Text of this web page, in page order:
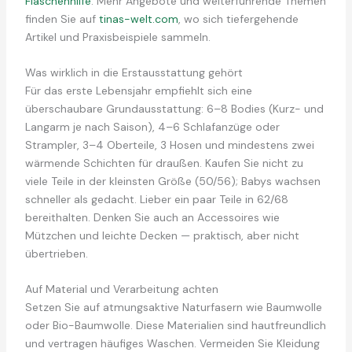
finden Sie auf tinas-welt.com, wo sich tiefergehende
Artikel und Praxisbeispiele sammeln.
Was wirklich in die Erstausstattung gehört
Für das erste Lebensjahr empfiehlt sich eine
überschaubare Grundausstattung: 6–8 Bodies (Kurz- und
Langarm je nach Saison), 4–6 Schlafanzüge oder
Strampler, 3–4 Oberteile, 3 Hosen und mindestens zwei
wärmende Schichten für draußen. Kaufen Sie nicht zu
viele Teile in der kleinsten Größe (50/56); Babys wachsen
schneller als gedacht. Lieber ein paar Teile in 62/68
bereithalten. Denken Sie auch an Accessoires wie
Mützchen und leichte Decken — praktisch, aber nicht
übertrieben.
Auf Material und Verarbeitung achten
Setzen Sie auf atmungsaktive Naturfasern wie Baumwolle
oder Bio-Baumwolle. Diese Materialien sind hautfreundlich
und vertragen häufiges Waschen. Vermeiden Sie Kleidung